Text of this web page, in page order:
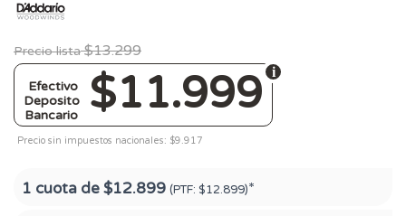
Precio lista $13.299
$11.999
Efectivo
Deposito
Bancario
Precio sin impuestos nacionales: $9.917
1 cuota de$12.899 (PTF: $12.899)*